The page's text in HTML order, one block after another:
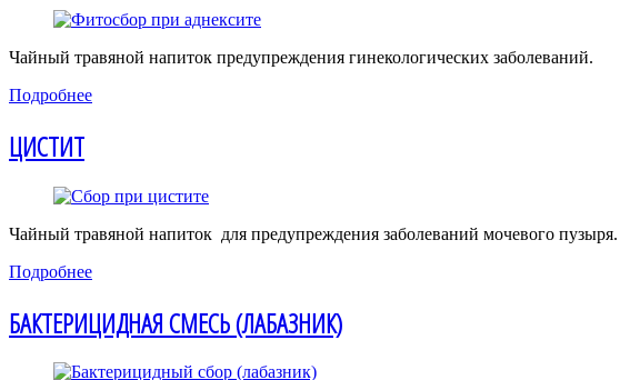
Чайный травяной напиток предупреждения гинекологических заболеваний.
Подробнее
ЦИСТИТ
Чайный травяной напиток для предупреждения заболеваний мочевого пузыря.
Подробнее
БАКТЕРИЦИДНАЯ СМЕСЬ (ЛАБАЗНИК)